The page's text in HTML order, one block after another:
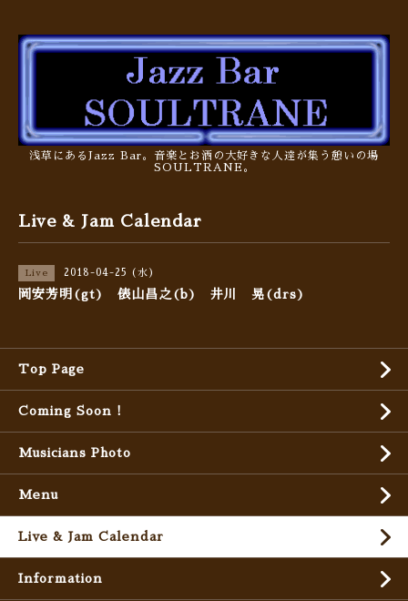
浅草にあるJazz Bar。音楽とお酒の大好きな人達が集う憩いの場
SOULTRANE。
Live & Jam Calendar
Live 2018-04-25 (水)
岡安芳明(gt) 俵山昌之(b) 井川 晃(drs)
Top Page
Coming Soon !
Musicians Photo
Menu
Live & Jam Calendar
Information